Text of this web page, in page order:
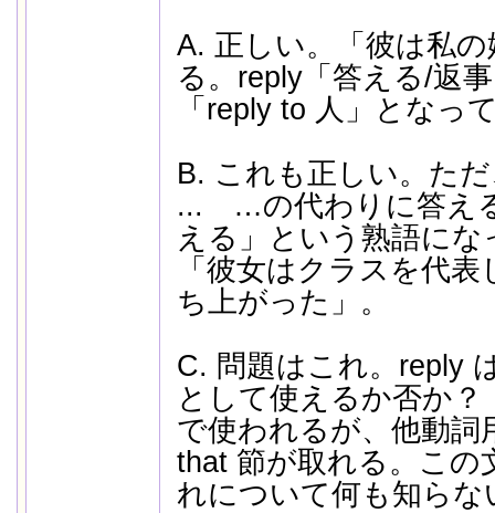
A. 正しい。「彼は私
る。reply「答える/返
「reply to 人」となっ
B. これも正しい。た
... …の代わりに答え
える」という熟語に
「彼女はクラスを代
ち上がった」。
C. 問題はこれ。reply
として使えるか否か
で使われるが、他動詞
that 節が取れる。この
れについて何も知ら